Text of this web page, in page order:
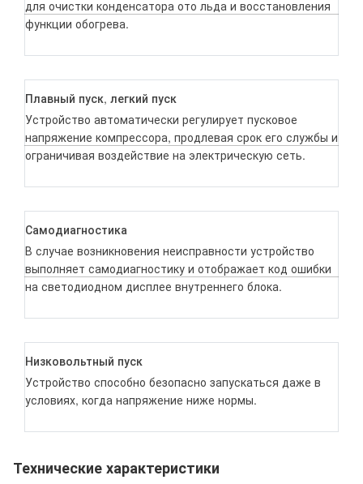
для очистки конденсатора ото льда и восстановления
функции обогрева.
Плавный пуск, легкий пуск
Устройство автоматически регулирует пусковое
напряжение компрессора, продлевая срок его службы и
ограничивая воздействие на электрическую сеть.
Самодиагностика
В случае возникновения неисправности устройство
выполняет самодиагностику и отображает код ошибки
на светодиодном дисплее внутреннего блока.
Низковольтный пуск
Устройство способно безопасно запускаться даже в
условиях, когда напряжение ниже нормы.
Технические характеристики